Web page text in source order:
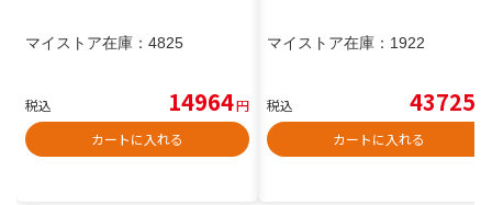
マイストア在庫： 4825
税込 14964円
カートに入れる
マイストア在庫： 1922
税込 43725
カートに入れる